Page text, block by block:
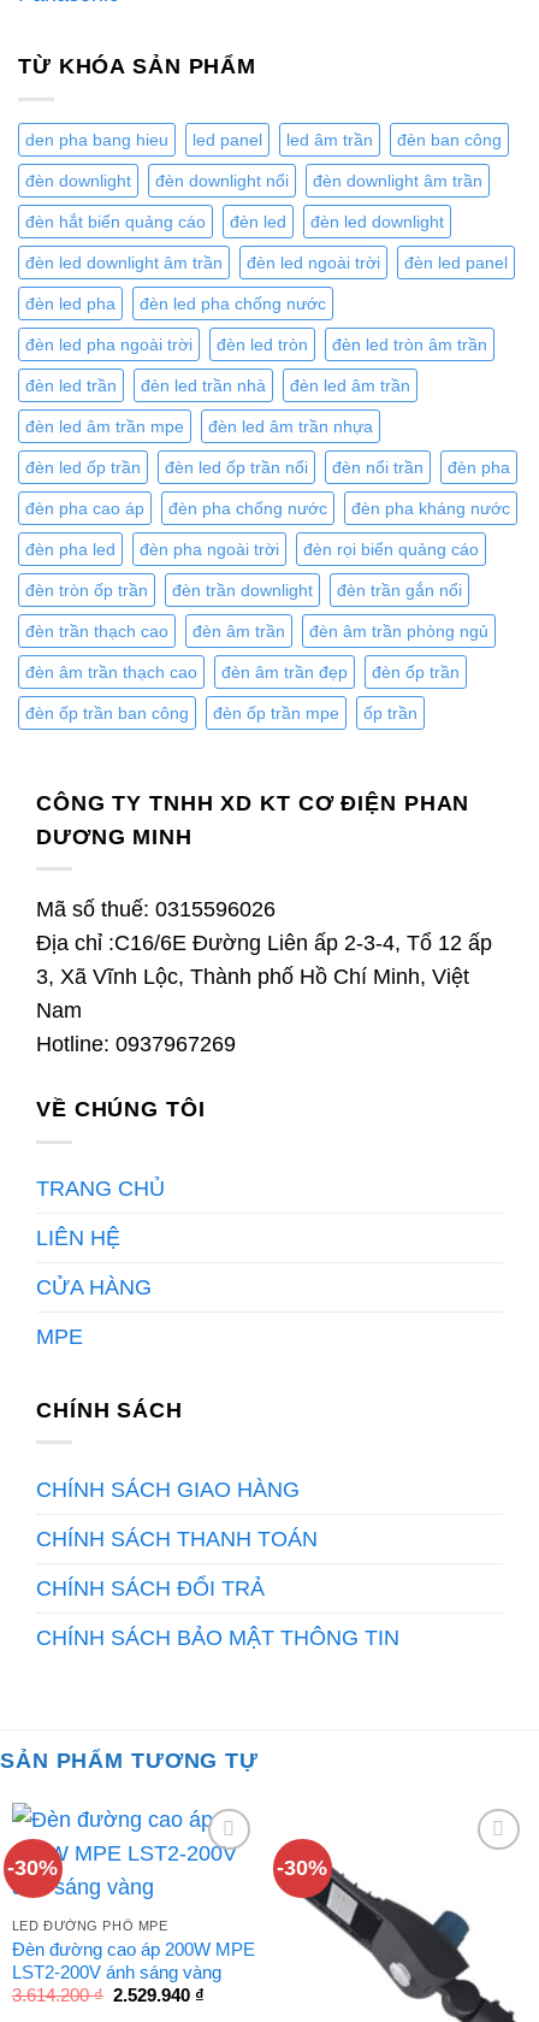
TỪ KHÓA SẢN PHẨM
den pha bang hieu led panel led âm trần đèn ban công
đèn downlight đèn downlight nổi đèn downlight âm trần
đèn hắt biển quảng cáo đèn led đèn led downlight
đèn led downlight âm trần đèn led ngoài trời đèn led panel
đèn led pha đèn led pha chống nước
đèn led pha ngoài trời đèn led tròn đèn led tròn âm trần
đèn led trần đèn led trần nhà đèn led âm trần
đèn led âm trần mpe đèn led âm trần nhựa
đèn led ốp trần đèn led ốp trần nổi đèn nổi trần đèn pha
đèn pha cao áp đèn pha chống nước đèn pha kháng nước
đèn pha led đèn pha ngoài trời đèn rọi biển quảng cáo
đèn tròn ốp trần đèn trần downlight đèn trần gắn nổi
đèn trần thạch cao đèn âm trần đèn âm trần phòng ngủ
đèn âm trần thạch cao đèn âm trần đẹp đèn ốp trần
đèn ốp trần ban công đèn ốp trần mpe ốp trần
CÔNG TY TNHH XD KT CƠ ĐIỆN PHAN
DƯƠNG MINH
Mã số thuế: 0315596026
Địa chỉ :C16/6E Đường Liên ấp 2-3-4, Tổ 12 ấp
3, Xã Vĩnh Lộc, Thành phố Hồ Chí Minh, Việt
Nam
Hotline: 0937967269
VỀ CHÚNG TÔI
TRANG CHỦ
LIÊN HỆ
CỬA HÀNG
MPE
CHÍNH SÁCH
CHÍNH SÁCH GIAO HÀNG
CHÍNH SÁCH THANH TOÁN
CHÍNH SÁCH ĐỔI TRẢ
CHÍNH SÁCH BẢO MẬT THÔNG TIN
SẢN PHẨM TƯƠNG TỰ
-30%
LED ĐƯỜNG PHỐ MPE
Đèn đường cao áp 200W MPE
LST2-200V ánh sáng vàng
3.614.200₫ Giá
2.529.940 ₫
-30%